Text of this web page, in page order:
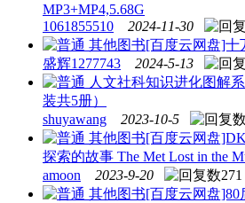
MP3+MP4,5.68G
1061855510
2024-11-30
其他图书[百度云网盘]十
盛辉1277743
2024-5-13
人文社科知识进化图解
装共5册）
shuyawang
2023-10-5
其他图书[百度云网盘
探索的故事 The Met Lost in the
amoon
2023-9-20 271
其他图书[百度云网盘